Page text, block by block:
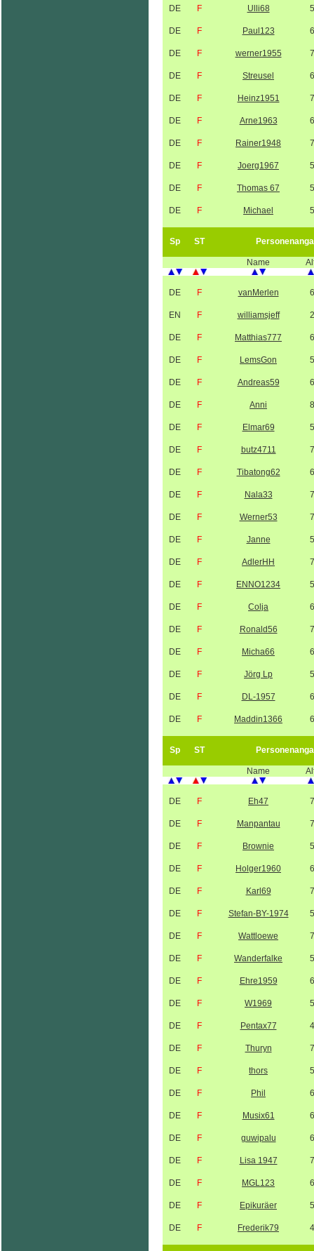
DE F Ulli68
DE F Paul123
DE F werner1955
DE F Streusel
DE F Heinz1951
DE F Arne1963
DE F Rainer1948
DE F Joerg1967
DE F Thomas 67
DE F Michael
Sp ST
Name
DE F vanMerlen
EN F williamsjeff
DE F Matthias777
DE F LemsGon
DE F Andreas59
DE F Anni
DE F Elmar69
DE F butz4711
DE F Tibatong62
DE F Nala33
DE F Werner53
DE F Janne
DE F AdlerHH
DE F ENNO1234
DE F Colja
DE F Ronald56
DE F Micha66
DE F Jörg Lp
DE F DL-1957
DE F Maddin1366
Sp ST
Name
DE F Eh47
DE F Manpantau
DE F Brownie
DE F Holger1960
DE F Karl69
DE F Stefan-BY-1974
DE F Wattloewe
DE F Wanderfalke
DE F Ehre1959
DE F W1969
DE F Pentax77
DE F Thuryn
DE F thors
DE F Phil
DE F Musix61
DE F guwipalu
DE F Lisa 1947
DE F MGL123
DE F Epikuräer
DE F Frederik79